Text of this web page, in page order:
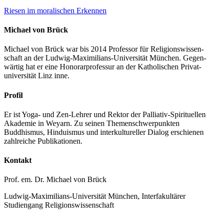
Riesen im moralischen Erkennen
Michael von Brück
Michael von Brück war bis 2014 Professor für Religions­wissen­
schaft an der Ludwig-Maximilians-Universität München. Gegen­
wärtig hat er eine Honorar­professur an der Katholischen Privat­
universität Linz inne.
Profil
Er ist Yoga- und Zen-Lehrer und Rektor der Palliativ-Spirituellen
Akademie in Weyarn. Zu seinen Themen­schwer­punkten
Buddhismus, Hinduismus und inter­kultureller Dialog erschienen
zahlreiche Publikationen.
Kontakt
Prof. em. Dr. Michael von Brück
Ludwig-Maximilians-Universität München, Interfakultärer
Studiengang Religionswissenschaft